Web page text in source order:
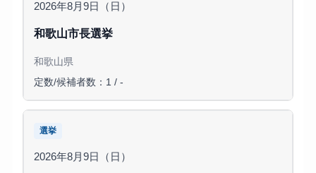
2026年8月9日（日）
和歌山市長選挙
和歌山県
定数/候補者数：1 / -
選挙
2026年8月9日（日）